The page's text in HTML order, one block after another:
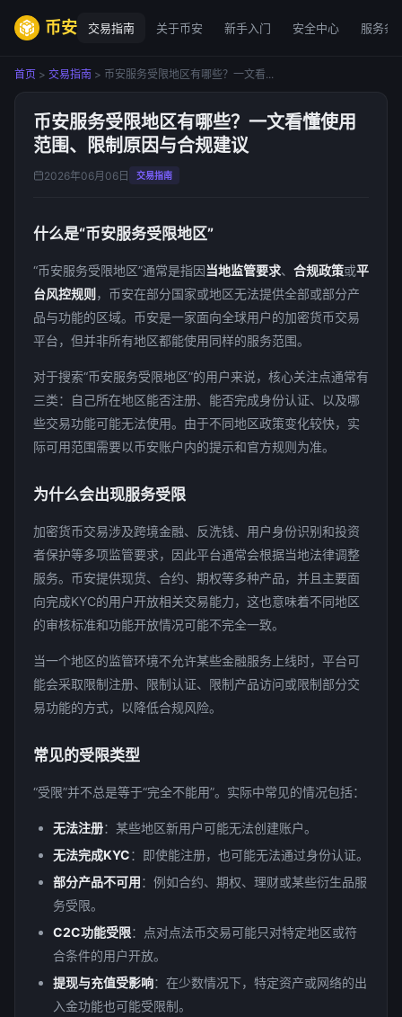
币安 交易指南 关于币安 新手入门 安全中心 服务条
首页 > 交易指南 > 币安服务受限地区有哪些？一文看...
币安服务受限地区有哪些？一文看懂使用
范围、限制原因与合规建议
2026年06月06日 交易指南
什么是“币安服务受限地区”
“币安服务受限地区”通常是指因当地监管要求、 合规政策或平
台风控规则 ，币安在部分国家或地区无法提供全部或部分产
品与功能的区域。币安是一家面向全球用户的加密货币交易
平台，但并非所有地区都能使用同样的服务范围。
对于搜索“币安服务受限地区”的用户来说，核心关注点通常有
三类：自己所在地区能否注册、能否完成身份认证、以及哪
些交易功能可能无法使用。由于不同地区政策变化较快，实
际可用范围需要以币安账户内的提示和官方规则为准。
为什么会出现服务受限
加密货币交易涉及跨境金融、反洗钱、用户身份识别和投资
者保护等多项监管要求，因此平台通常会根据当地法律调整
服务。币安提供现货、合约、期权等多种产品，并且主要面
向完成KYC的用户开放相关交易能力，这也意味着不同地区
的审核标准和功能开放情况可能不完全一致。
当一个地区的监管环境不允许某些金融服务上线时，平台可
能会采取限制注册、限制认证、限制产品访问或限制部分交
易功能的方式，以降低合规风险。
常见的受限类型
“受限”并不总是等于“完全不能用”。实际中常见的情况包括：
无法注册：某些地区新用户可能无法创建账户。
无法完成KYC：即使能注册，也可能无法通过身份认证。
部分产品不可用：例如合约、期权、理财或某些衍生品服
务受限。
C2C功能受限：点对点法币交易可能只对特定地区或符
合条件的用户开放。
提现与充值受影响：在少数情况下，特定资产或网络的出
入金功能也可能受限制。